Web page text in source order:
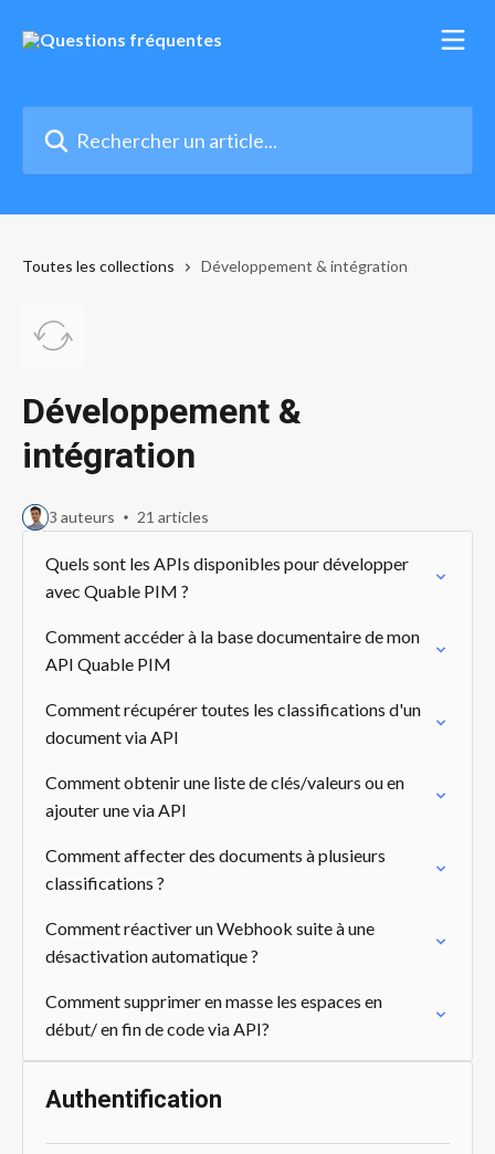
Toutes les collections Développement & intégration
Développement &
intégration
3 auteurs 21 articles
Quels sont les APIs disponibles pour développer
avec Quable PIM ?
Comment accéder à la base documentaire de mon
API Quable PIM
Comment récupérer toutes les classifications d'un
document via API
Comment obtenir une liste de clés/valeurs ou en
ajouter une via API
Comment affecter des documents à plusieurs
classifications ?
Comment réactiver un Webhook suite à une
désactivation automatique ?
Comment supprimer en masse les espaces en
début/ en fin de code via API?
Authentification